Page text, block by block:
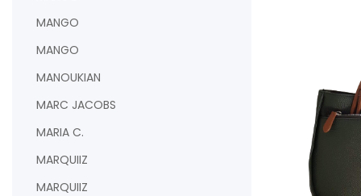
MANGO
MANGO
MANOUKIAN
MARC JACOBS
MARIA C.
MARQUIIZ
MARQUIIZ